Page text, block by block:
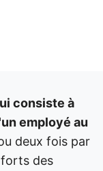
consiste à
employé au
deux fois par
forts des